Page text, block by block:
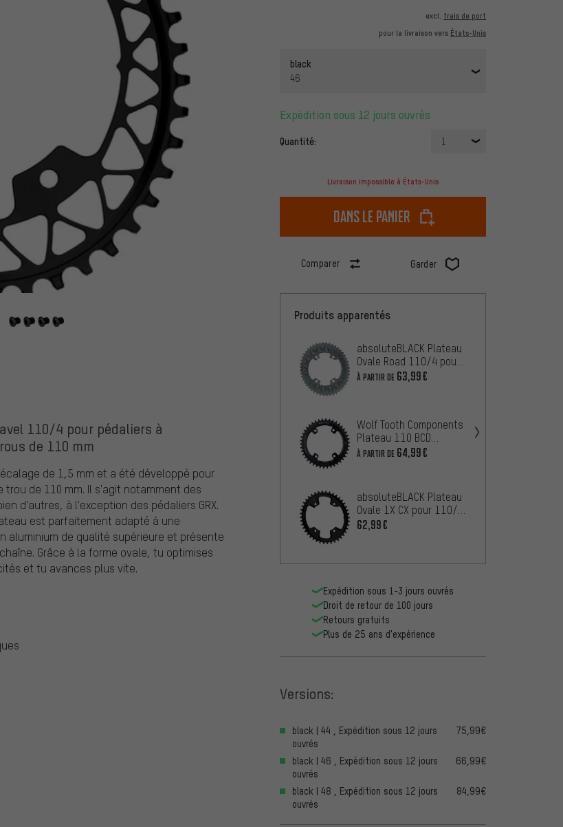
excl. frais de port
pour la livraison vers États-Unis
black
46
Expédition sous 12 jours ouvrés
Quantité: 1
Livraison impossible à États-Unis
dans le panier
Comparer Garder
110/4 pour pédaliers à
de 110 mm
de 1,5 mm et a été développé pour
de 110 mm. Il s'agit notamment des
d'autres, à l'exception des pédaliers GRX.
est parfaitement adapté à une
aluminium de qualité supérieure et présente
Grâce à la forme ovale, tu optimises
et tu avances plus vite.
Produits apparentés
absoluteBLACK Plateau
Ovale Road 110/4 pour
Sub-Compact
À PARTIR DE 63,99€
Wolf Tooth Components
Plateau 110 BCD
Asymmetric 4 bras
À PARTIR DE 64,99€
absoluteBLACK Plateau
Ovale 1X CX pour 110/4
BCD
62,99€
Expédition sous 1-3 jours ouvrés
Droit de retour de 100 jours
Retours gratuits
Plus de 25 ans d'expérience
Versions:
black | 44 , Expédition sous 12 jours
ouvrés
75,99€
black | 46 , Expédition sous 12 jours
ouvrés
66,99€
black | 48 , Expédition sous 12 jours
ouvrés
84,99€